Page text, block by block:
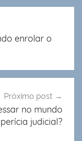
enrolar o
Próximo post
no mundo
judicial?